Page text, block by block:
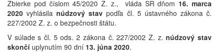
Zbierke pod číslom 45/2020 Z. z., vláda SR dňom 16. marca
2020 vyhlásilanúdzový stav podľa čl. 5 ústavného zákona č.
227/2002 Z. z. o bezpečnosti štátu.
V súlade s čl. 5 ods. 2 zákona č. 227/2002 Z. z.núdzový stav
skončí uplynutím 90 dní 13. júna 2020.